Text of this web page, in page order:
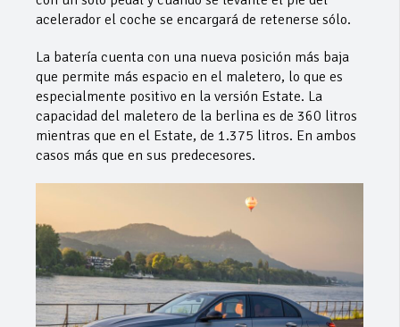
acelerador el coche se encargará de retenerse sólo.
La batería cuenta con una nueva posición más baja
que permite más espacio en el maletero, lo que es
especialmente positivo en la versión Estate. La
capacidad del maletero de la berlina es de 360 litros
mientras que en el Estate, de 1.375 litros. En ambos
casos más que en sus predecesores.